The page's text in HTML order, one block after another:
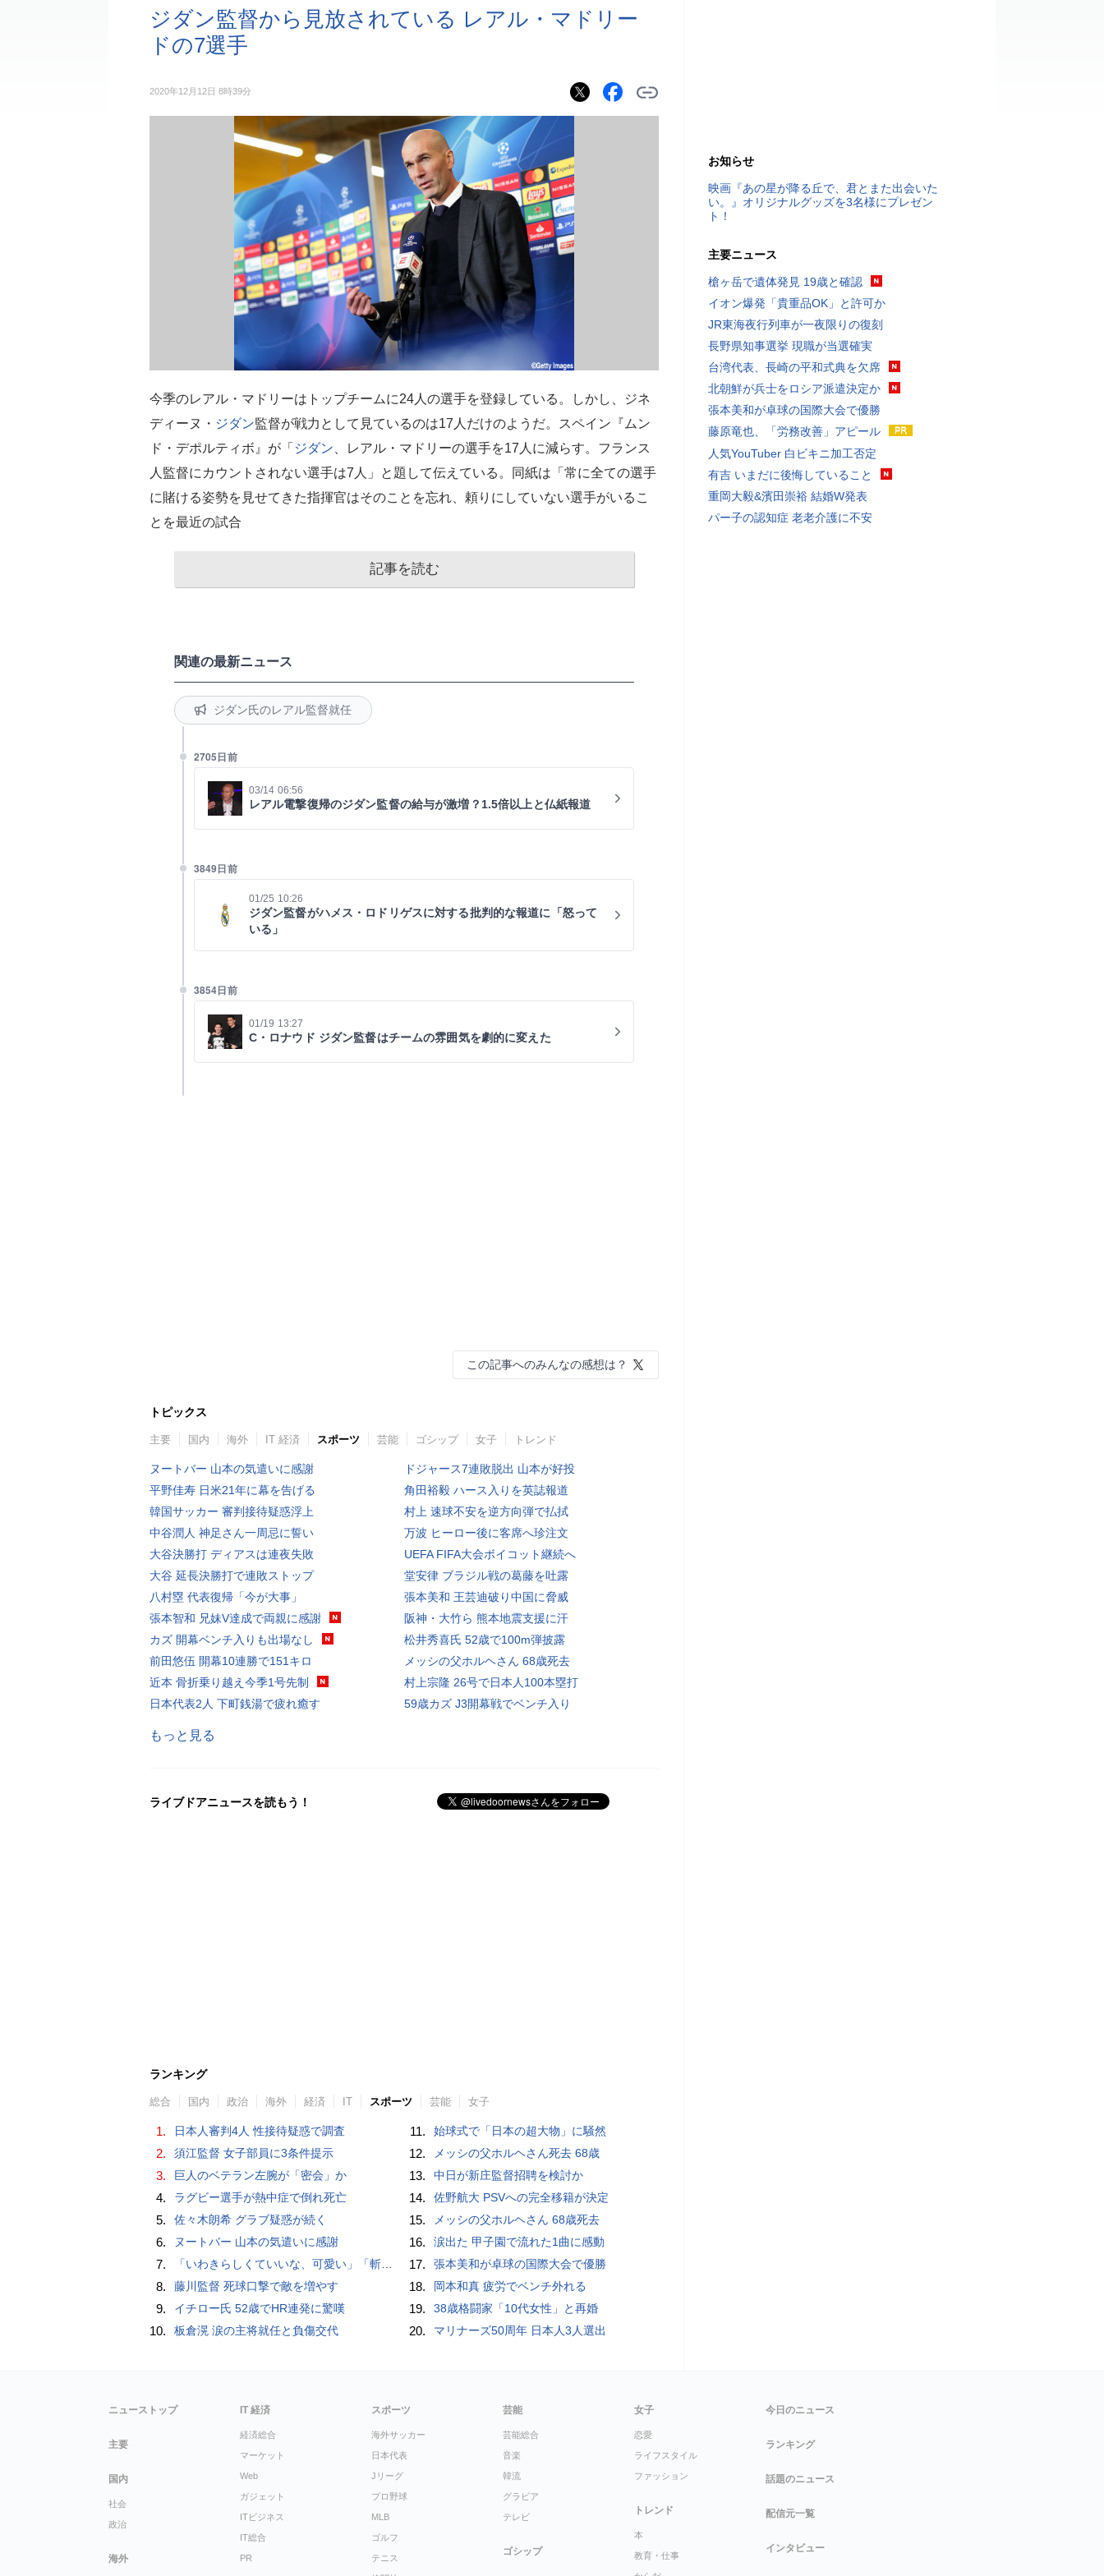
ジダン監督から見放されている レアル・マドリー
ドの7選手
2020年12月12日 8時39分
今季のレアル・マドリーはトップチームに24人の選手を登録している。しかし、ジネ
ディーヌ・ ジダン監督が戦力として見ているのは17人だけのようだ。スペイン『ムン
ド・デポルティボ』が「 ジダン 、レアル・マドリーの選手を17人に減らす。フランス
人監督にカウントされない選手は7人」と題して伝えている。同紙は「常に全ての選手
に賭ける姿勢を見せてきた指揮官はそのことを忘れ、頼りにしていない選手がいるこ
とを最近の試合
記事を読む
関連の最新ニュース
ジダン氏のレアル監督就任
2705日前
03/14 06:56
レアル電撃復帰のジダン監督の給与が激増？1.5倍以上と仏紙報道
3849日前
01/25 10:26
ジダン監督がハメス・ロドリゲスに対する批判的な報道に「怒って
いる」
3854日前
01/19 13:27
C・ロナウド ジダン監督はチームの雰囲気を劇的に変えた
この記事へのみんなの感想は？
トピックス
主要 国内 海外 IT 経済 スポーツ 芸能 ゴシップ 女子 トレンド
ヌートバー 山本の気遣いに感謝
平野佳寿 日米21年に幕を告げる
韓国サッカー 審判接待疑惑浮上
中谷潤人 神足さん一周忌に誓い
大谷決勝打 ディアスは連夜失敗
大谷 延長決勝打で連敗ストップ
八村塁 代表復帰「今が大事」
張本智和 兄妹V達成で両親に感謝
カズ 開幕ベンチ入りも出場なし
前田悠伍 開幕10連勝で151キロ
近本 骨折乗り越え今季1号先制
日本代表2人 下町銭湯で疲れ癒す
ドジャース7連敗脱出 山本が好投
角田裕毅 ハース入りを英誌報道
村上 速球不安を逆方向弾で払拭
万波 ヒーロー後に客席へ珍注文
UEFA FIFA大会ボイコット継続へ
堂安律 ブラジル戦の葛藤を吐露
張本美和 王芸迪破り中国に脅威
阪神・大竹ら 熊本地震支援に汗
松井秀喜氏 52歳で100m弾披露
メッシの父ホルヘさん 68歳死去
村上宗隆 26号で日本人100本塁打
59歳カズ J3開幕戦でベンチ入り
もっと見る
ライブドアニュースを読もう！
ランキング
総合 国内 政治 海外 経済 IT スポーツ 芸能 女子
1. 日本人審判4人 性接待疑惑で調査
2. 須江監督 女子部員に3条件提示
3. 巨人のベテラン左腕が「密会」か
4. ラグビー選手が熱中症で倒れ死亡
5. 佐々木朗希 グラブ疑惑が続く
6. ヌートバー 山本の気遣いに感謝
7. 「いわきらしくていいな、可愛い」「斬新」初出場初勝利の東日本国際大昌平、アルプス彩ったフラダンス部の応援に反響 部員は感無量「夢を見ているよう」
8. 藤川監督 死球口撃で敵を増やす
9. イチロー氏 52歳でHR連発に驚嘆
10. 板倉滉 涙の主将就任と負傷交代
11. 始球式で「日本の超大物」に騒然
12. メッシの父ホルヘさん死去 68歳
13. 中日が新庄監督招聘を検討か
14. 佐野航大 PSVへの完全移籍が決定
15. メッシの父ホルヘさん 68歳死去
16. 涙出た 甲子園で流れた1曲に感動
17. 張本美和が卓球の国際大会で優勝
18. 岡本和真 疲労でベンチ外れる
19. 38歳格闘家「10代女性」と再婚
20. マリナーズ50周年 日本人3人選出
お知らせ
映画『あの星が降る丘で、君とまた出会いた
い。』オリジナルグッズを3名様にプレゼン
ト！
主要ニュース
槍ヶ岳で遺体発見 19歳と確認
イオン爆発「貴重品OK」と許可か
JR東海夜行列車が一夜限りの復刻
長野県知事選挙 現職が当選確実
台湾代表、長崎の平和式典を欠席
北朝鮮が兵士をロシア派遣決定か
張本美和が卓球の国際大会で優勝
藤原竜也、「労務改善」アピール
人気YouTuber 白ビキニ加工否定
有吉 いまだに後悔していること
重岡大毅&濱田崇裕 結婚W発表
パー子の認知症 老老介護に不安
ニューストップ
主要
国内
社会
政治
海外
IT 経済
経済総合
マーケット
Web
ガジェット
ITビジネス
IT総合
PR
スポーツ
海外サッカー
日本代表
Jリーグ
プロ野球
MLB
ゴルフ
テニス
芸能
芸能総合
音楽
韓流
グラビア
テレビ
ゴシップ
女子
恋愛
ライフスタイル
ファッション
トレンド
本
教育・仕事
今日のニュース
ランキング
話題のニュース
配信元一覧
インタビュー